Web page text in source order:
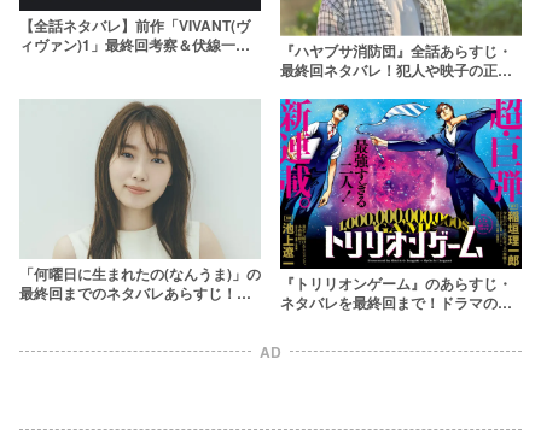
【全話ネタバレ】前作「VIVANT(ヴ
ィヴァン)1」最終回考察＆伏線一
『ハヤブサ消防団』全話あらすじ・
最終回ネタバレ！犯人や映子の正
「何曜日に生まれたの(なんうま)」の
最終回までのネタバレあらすじ！す
『トリリオンゲーム』のあらすじ・
ネタバレを最終回まで！ドラマの結
AD